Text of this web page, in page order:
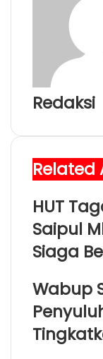
Redaksi
Related
HUT
Saipul
Siaga
Wabup